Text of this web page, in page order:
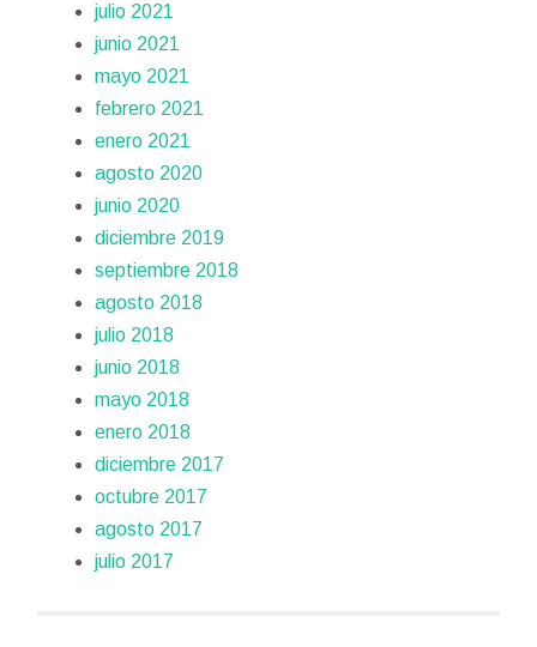
julio 2021
junio 2021
mayo 2021
febrero 2021
enero 2021
agosto 2020
junio 2020
diciembre 2019
septiembre 2018
agosto 2018
julio 2018
junio 2018
mayo 2018
enero 2018
diciembre 2017
octubre 2017
agosto 2017
julio 2017